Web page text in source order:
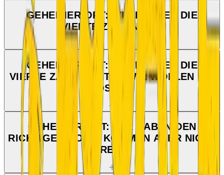
GEHEIMER ORT: WIR KENNEN DIE
VIERTE ZAHL NICHT
GEHEIMER ORT: WIR KENNEN DIE
VIERTE ZAHL NICHT — WIR WOLLEN DIE
LÖSUNG
GEHEIMER ORT: WIR HABEN DEN
RICHTIGEN CODE, KOMMEN ABER NICHT
REIN